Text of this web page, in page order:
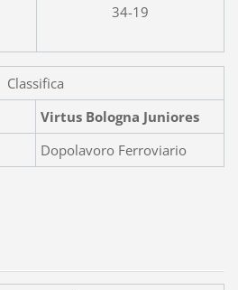
34-19
Classifica
Virtus Bologna Juniores
Dopolavoro Ferroviario